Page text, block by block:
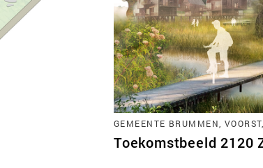
GEMEENTE BRUMMEN,
Toekomstbeeld